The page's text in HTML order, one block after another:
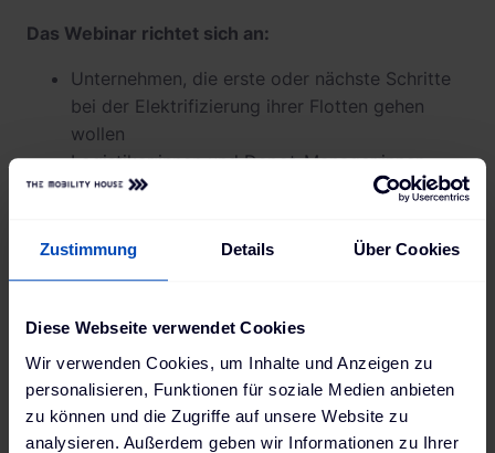
Zustimmung Details Über Cookies
Diese Webseite verwendet Cookies
Wir verwenden Cookies, um Inhalte und Anzeigen zu
personalisieren, Funktionen für soziale Medien anbieten
zu können und die Zugriffe auf unsere Website zu
analysieren. Außerdem geben wir Informationen zu Ihrer
Das Webinar richtet sich an:
Unternehmen, die erste oder nächste Schritte
bei der Elektrifizierung ihrer Flotten gehen
wollen
Logistiker:innen und Depot-Manager:innen
Sustainability & Energy Manager:innen
Elektriker:innen
Jetzt anschauen